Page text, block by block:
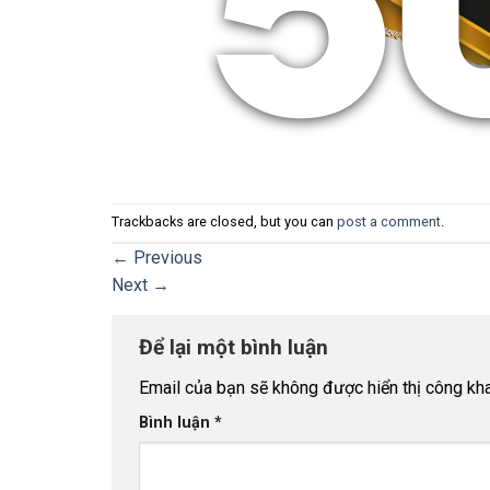
Trackbacks are closed, but you can post a comment
← Previous
Next →
Để lại một bình luận
Email của bạn sẽ không được hiển thị công
Bình luận *